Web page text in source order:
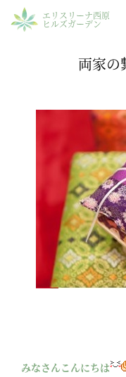
エリスリーナ西原
ヒルズガーデン
両家の
みなさんこんにちは